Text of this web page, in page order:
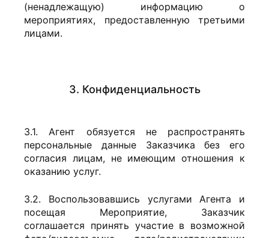
(ненадлежащую) информацию о
мероприятиях, предоставленную третьими
лицами.
3. Конфиденциальность
3.1. Агент обязуется не распространять
персональные данные Заказчика без его
согласия лицам, не имеющим отношения к
оказанию услуг.
3.2. Воспользовавшись услугами Агента и
посещая Мероприятие, Заказчик
соглашается принять участие в возможной